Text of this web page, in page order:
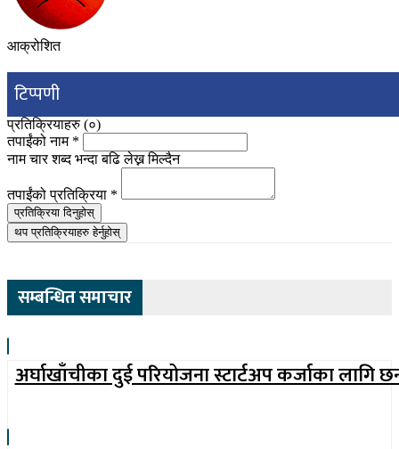
आक्रोशित
टिप्पणी
प्रतिक्रियाहरु (०)
तपाईंको नाम *
नाम चार शब्द भन्दा बढि लेख्न मिल्दैन
तपाईंको प्रतिक्रिया *
प्रतिक्रिया दिनुहोस्
थप प्रतिक्रियाहरु हेर्नुहोस्
सम्बन्धित समाचार
अर्घाखाँचीका दुई परियोजना स्टार्टअप कर्जाका लागि